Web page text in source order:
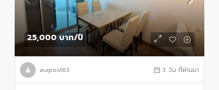
25,000 บาท/ปี
auipost63 3 วัน ที่ผ่านมา